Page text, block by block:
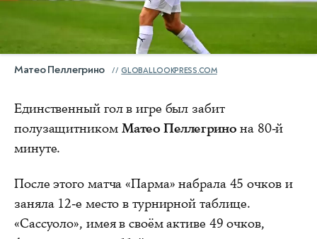
Матео Пеллегрино GLOBALLOOKPRESS.COM
Единственный гол в игре был забит
полузащитником Матео Пеллегрино на 80-й
минуте.
После этого матча «Парма» набрала 45 очков и
заняла 12-е место в турнирной таблице.
«Сассуоло», имея в своём активе 49 очков,